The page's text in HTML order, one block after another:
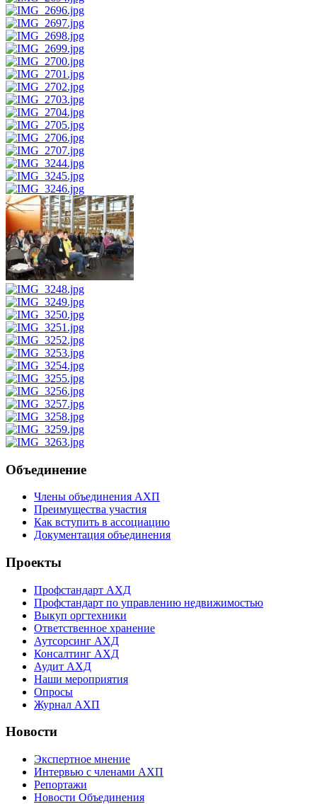
Объединение
Члены объединения АХП
Преимущества участия
Как вступить в ассоциацию
Документация объединения
Проекты
Профстандарт АХД
Профстандарт по управлению недвижимостью
Выкуп оргтехники
Ответственное хранение
Аутсорсинг АХД
Консалтинг АХД
Аудит АХД
Наши мероприятия
Опросы
Журнал АХП
Новости
Экспертное мнение
Интервью с членами АХП
Репортажи
Новости Объединения